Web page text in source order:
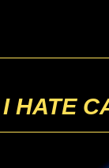
I HATE